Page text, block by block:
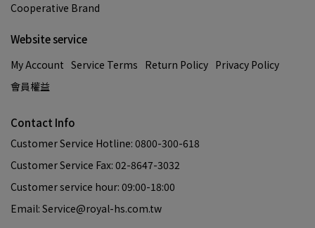
Cooperative Brand
Website service
My Account Service Terms Return Policy Privacy Policy
會員權益
Contact Info
Customer Service Hotline: 0800-300-618
Customer Service Fax: 02-8647-3032
Customer service hour: 09:00-18:00
Email: Service@royal-hs.com.tw